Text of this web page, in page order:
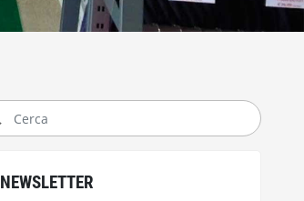
NEWSLETTER